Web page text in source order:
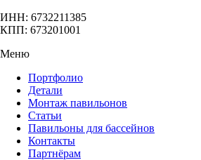
ИНН: 6732211385
КПП: 673201001
Меню
Портфолио
Детали
Монтаж павильонов
Статьи
Павильоны для бассейнов
Контакты
Партнёрам